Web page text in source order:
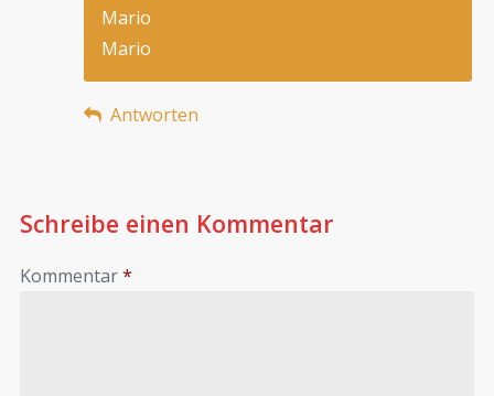
Mario
Mario
Antworten
Schreibe einen Kommentar
Kommentar*